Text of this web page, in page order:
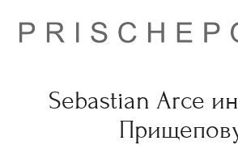
Sebastian Arce